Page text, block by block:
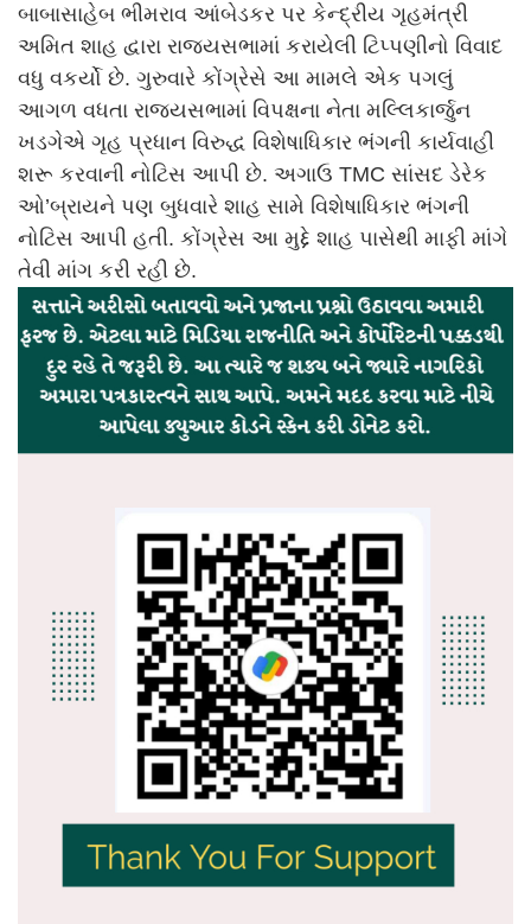
બાબાસાહેબ ભીમરાવ આંબેડકર પર કેન્દ્રીય ગૃહમંત્રી
અમિત શાહ દ્વારા રાજ્યસભામાં કરાયેલી ટિપ્પણીનો વિવાદ
વધુ વકર્યો છે. ગુરુવારે કોંગ્રેસે આ મામલે એક પગલું
આગળ વધતા રાજ્યસભામાં વિપક્ષના નેતા મલ્લિકાર્જુન
ખડગેએ ગૃહ પ્રધાન વિરુદ્ધ વિશેષાધિકાર ભંગની કાર્યવાહી
શરૂ કરવાની નોટિસ આપી છે. અગાઉ TMC સાંસદ ડેરેક
ઓ’બ્રાયને પણ બુધવારે શાહ સામે વિશેષાધિકાર ભંગની
નોટિસ આપી હતી. કોંગ્રેસ આ મુદ્દે શાહ પાસેથી માફી માંગે
તેવી માંગ કરી રહી છે.